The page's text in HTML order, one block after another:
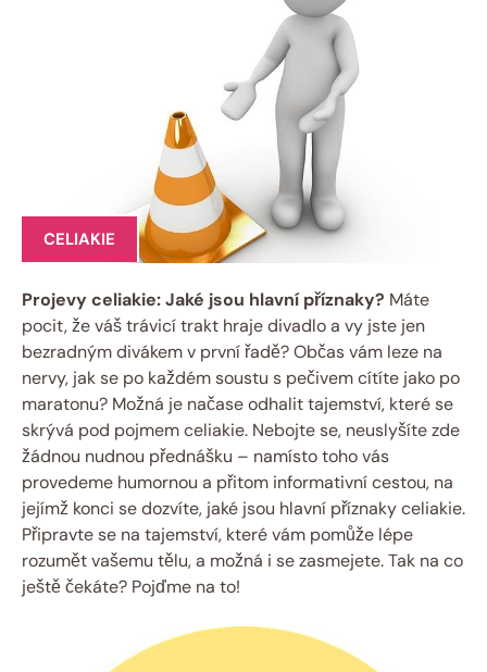
CELIAKIE
Projevy celiakie: Jaké jsou hlavní příznaky? Máte
pocit, že váš trávicí trakt hraje divadlo a vy jste jen
bezradným divákem v první řadě? Občas vám leze na
nervy, jak se po každém soustu s pečivem cítíte jako po
maratonu? Možná je načase odhalit tajemství, které se
skrývá pod pojmem celiakie. Nebojte se, neuslyšíte zde
žádnou nudnou přednášku – namísto toho vás
provedeme humornou a přitom informativní cestou, na
jejímž konci se dozvíte, jaké jsou hlavní příznaky celiakie.
Připravte se na tajemství, které vám pomůže lépe
rozumět vašemu tělu, a možná i se zasmejete. Tak na co
ještě čekáte? Pojďme na to!